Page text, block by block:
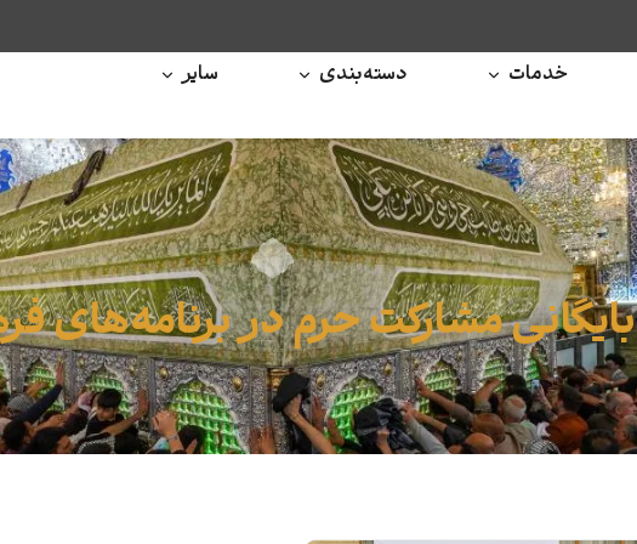
خدمات دسته‌بندی سایر
بایگانی مشارکت حرم در برنامه‌های